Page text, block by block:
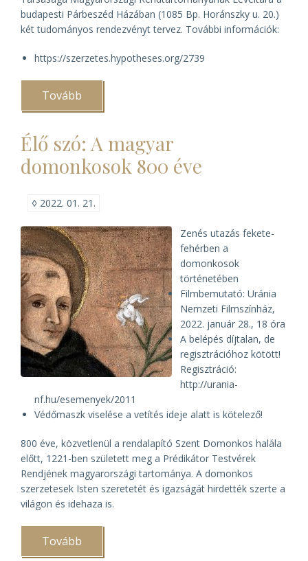
budapesti Párbeszéd Házában (1085 Bp. Horánszky u. 20.)
két tudományos rendezvényt tervez. További információk:
https://szerzetes.hypotheses.org/2739
Tovább
a
Társasága
feloszlatásának
250.
évfordulóján)
Élő szó: A magyar
domonkosok 800 éve
◊ 2022. 01. 21.
Zenés utazás fekete-
fehérben a
domonkosok
történetében
Filmbemutató: Uránia
Nemzeti Filmszínház,
2022. január 28., 18 óra
A belépés díjtalan, de
regisztrációhoz kötött!
Regisztráció:
http://urania-
nf.hu/esemenyek/2011
Védőmaszk viselése a vetítés ideje alatt is kötelező!
800 éve, közvetlenül a rendalapító Szent Domonkos halála
előtt, 1221-ben született meg a Prédikátor Testvérek
Rendjének magyarországi tartománya. A domonkos
szerzetesek Isten szeretetét és igazságát hirdették szerte a
világon és idehaza is.
Tovább